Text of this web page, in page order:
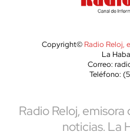
Copyright© Radio Reloj,
La
Correo:
Teléfono:
Radio Reloj, emisora
noticias. La